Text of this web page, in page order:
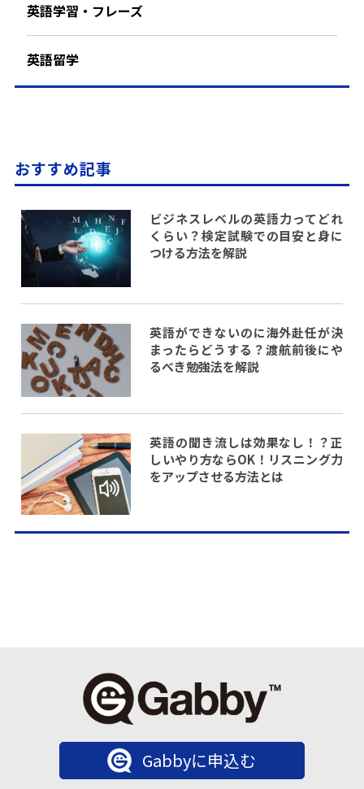
英語学習・フレーズ
英語留学
おすすめ記事
ビジネスレベルの英語力ってどれ
くらい？検定試験での目安と身に
つける方法を解説
英語ができないのに海外赴任が決
まったらどうする？渡航前後にや
るべき勉強法を解説
英語の聞き流しは効果なし！？正
しいやり方ならOK！リスニング力
をアップさせる方法とは
Gabbyに申込む